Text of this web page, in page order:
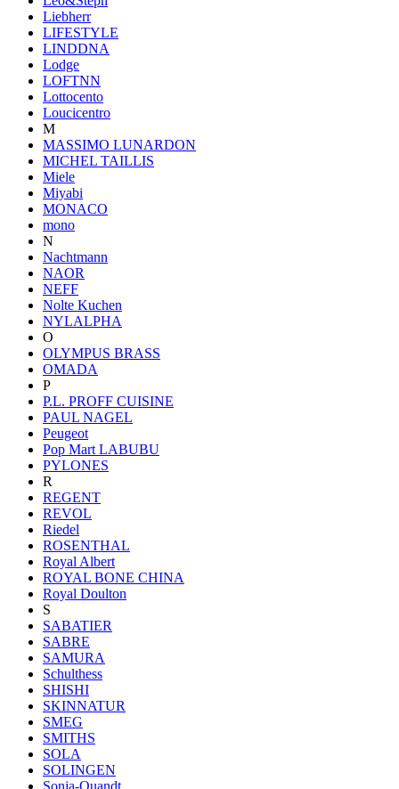
Liebherr
LIFESTYLE
LINDDNA
Lodge
LOFTNN
Lottocento
Loucicentro
M
MASSIMO LUNARDON
MICHEL TAILLIS
Miele
Miyabi
MONACO
mono
N
Nachtmann
NAOR
NEFF
Nolte Kuchen
NYLALPHA
O
OLYMPUS BRASS
OMADA
P
P.L. PROFF CUISINE
PAUL NAGEL
Peugeot
Pop Mart LABUBU
PYLONES
R
REGENT
REVOL
Riedel
ROSENTHAL
Royal Albert
ROYAL BONE CHINA
Royal Doulton
S
SABATIER
SABRE
SAMURA
Schulthess
SHISHI
SKINNATUR
SMEG
SMITHS
SOLA
SOLINGEN
Sonja-Quandt